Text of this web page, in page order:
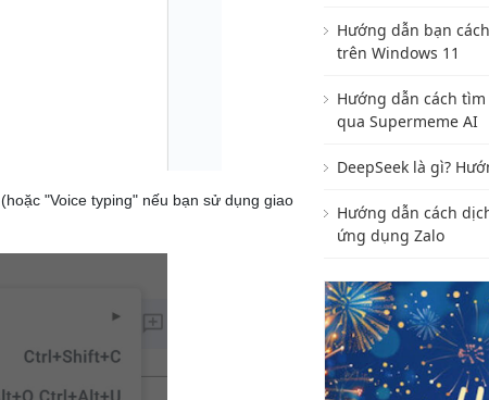
(hoặc "Voice typing" nếu bạn sử dụng giao
Hướng dẫn bạn
trên Windows 11
Hướng dẫn cách
qua Supermeme AI
DeepSeek là gì?
Hướng dẫn cách
ứng dụng Zalo